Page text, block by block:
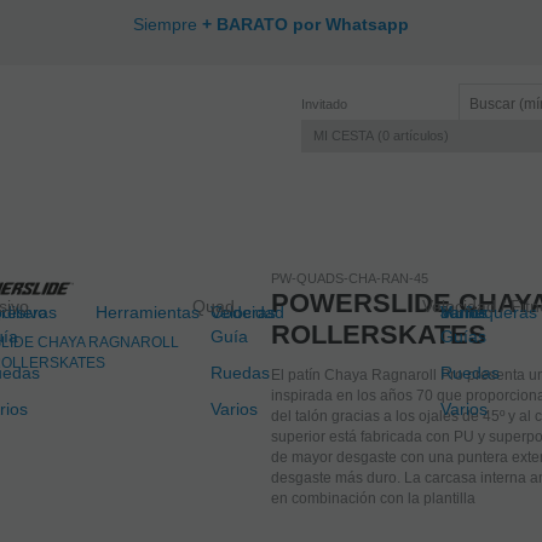
Siempre + BARATO por Whatsapp
Invitado
MI CESTA 0 artículos
Velocidad Junior
Coderas Muñequeras
Quad
Guía
Ruedas
Varios
Velocidad /
Guías
Ruedas
Varios
Herramientas Varios
PW-QUADS-CHA-RAN-45
POWERSLIDE
ROLLERSKATES
El patín Chaya Ragnaroll Pro presenta
inspirada en los años 70 que
del talón gracias a los ojales de 45º y al
superior está fabricada con PU y
de mayor desgaste con una puntera
desgaste más duro. La carcasa interna
en combinación con la plantilla